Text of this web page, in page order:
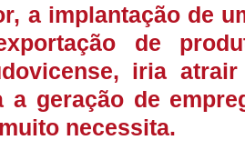
a implantação de
de
iria
a geração de
necessita.